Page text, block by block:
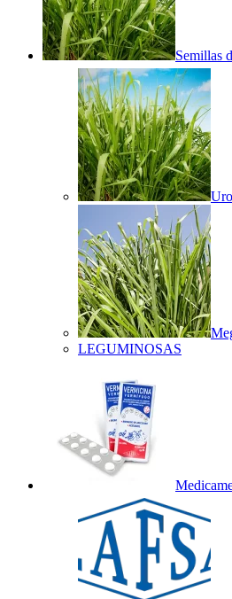
Semillas
LEGUMINOSAS